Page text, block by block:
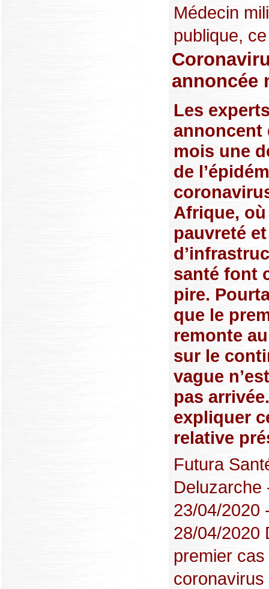
Médecin
publique,
annoncée
Les
annoncent
mois une
de
Afrique,
pauvreté
santé font
pire.
que le
remonte
sur le
vague
pas
expliquer
relative
Futura
Deluzarche
23/04/2020
28/04/2020
premier cas
coronavirus